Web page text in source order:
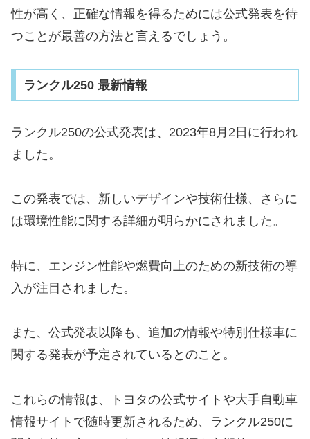
性が高く、正確な情報を得るためには公式発表を待
つことが最善の方法と言えるでしょう。
ランクル250 最新情報
ランクル250の公式発表は、2023年8月2日に行われ
ました。
この発表では、新しいデザインや技術仕様、さらに
は環境性能に関する詳細が明らかにされました。
特に、エンジン性能や燃費向上のための新技術の導
入が注目されました。
また、公式発表以降も、追加の情報や特別仕様車に
関する発表が予定されているとのこと。
これらの情報は、トヨタの公式サイトや大手自動車
情報サイトで随時更新されるため、ランクル250に